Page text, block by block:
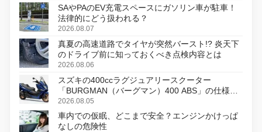
SAやPAのEV充電スペースにガソリン車が駐車！
法律的にどう扱われる？
2026.08.07
真夏の高速道路でタイヤが突然バースト!? 炎天下
のドライブ前に知っておくべき点検内容とは
2026.08.06
スズキの400ccラグジュアリースクーター
「BURGMAN（バーグマン）400 ABS」の仕様を
変更し、8月18日に発売
2026.08.05
車内での仮眠、どこまで安全？エンジンかけっぱ
なしの危険性